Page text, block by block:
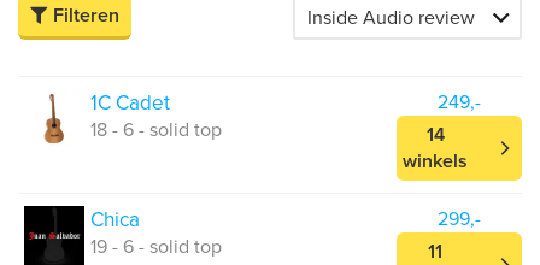
Filteren
1C Cadet
18 - 6 - solid top
249,-
14
winkels
Chica
19 - 6 - solid top
299,-
11